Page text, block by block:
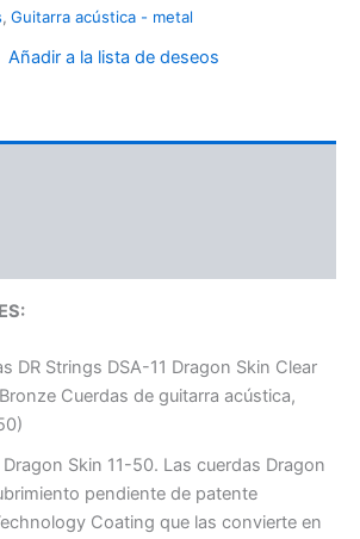
, Guitarra acústica - metal
Añadir a la lista de deseos
DR Strings DSA-11 Dragon Skin Clear
Cuerdas de guitarra acústica,
Skin 11-50. Las cuerdas Dragon
pendiente de patente
Coating que las convierte en